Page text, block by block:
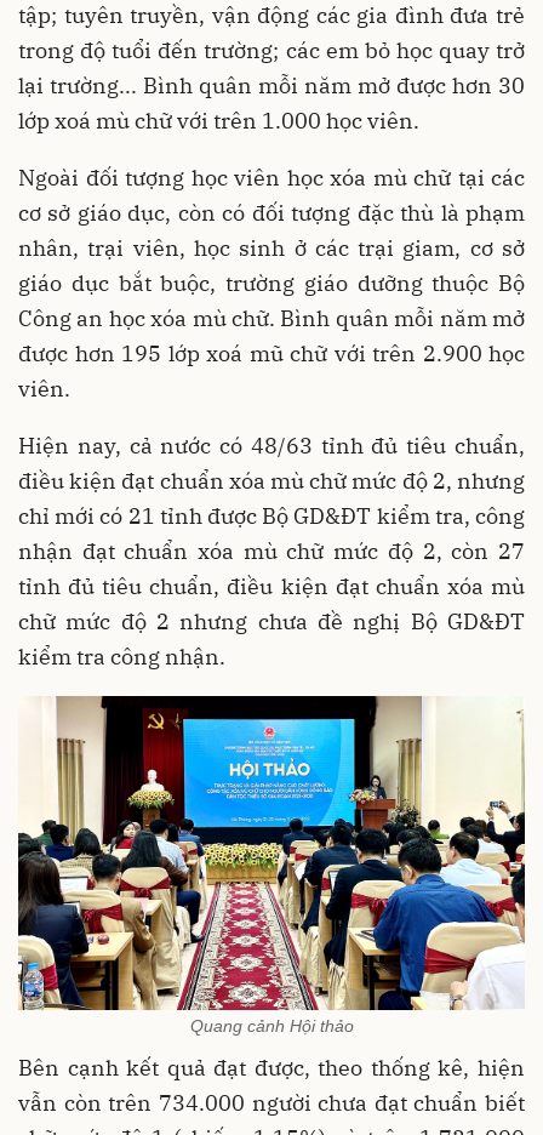
tập; tuyên truyền, vận động các gia đình đưa trẻ
trong độ tuổi đến trường; các em bỏ học quay trở
lại trường... Bình quân mỗi năm mở được hơn 30
lớp xoá mù chữ với trên 1.000 học viên.
Ngoài đối tượng học viên học xóa mù chữ tại các
cơ sở giáo dục, còn có đối tượng đặc thù là phạm
nhân, trại viên, học sinh ở các trại giam, cơ sở
giáo dục bắt buộc, trường giáo dưỡng thuộc Bộ
Công an học xóa mù chữ. Bình quân mỗi năm mở
được hơn 195 lớp xoá mũ chữ với trên 2.900 học
viên.
Hiện nay, cả nước có 48/63 tỉnh đủ tiêu chuẩn,
điều kiện đạt chuẩn xóa mù chữ mức độ 2, nhưng
chỉ mới có 21 tỉnh được Bộ GD&ĐT kiểm tra, công
nhận đạt chuẩn xóa mù chữ mức độ 2, còn 27
tỉnh đủ tiêu chuẩn, điều kiện đạt chuẩn xóa mù
chữ mức độ 2 nhưng chưa đề nghị Bộ GD&ĐT
kiểm tra công nhận.
Quang cảnh Hội thảo
Bên cạnh kết quả đạt được, theo thống kê, hiện
vẫn còn trên 734.000 người chưa đạt chuẩn biết